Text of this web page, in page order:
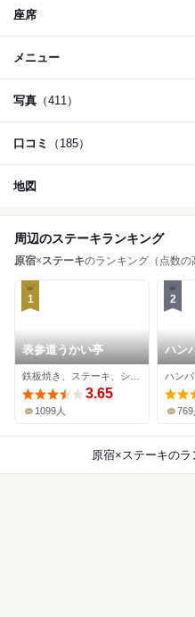
座席
メニュー
写真 （411）
口コミ （185）
地図
周辺のステーキランキング
原宿×ステーキのランキング（点数の
1
表参道うかい亭
3.65
1099人
2
ハン
769
原宿×ステーキのラ